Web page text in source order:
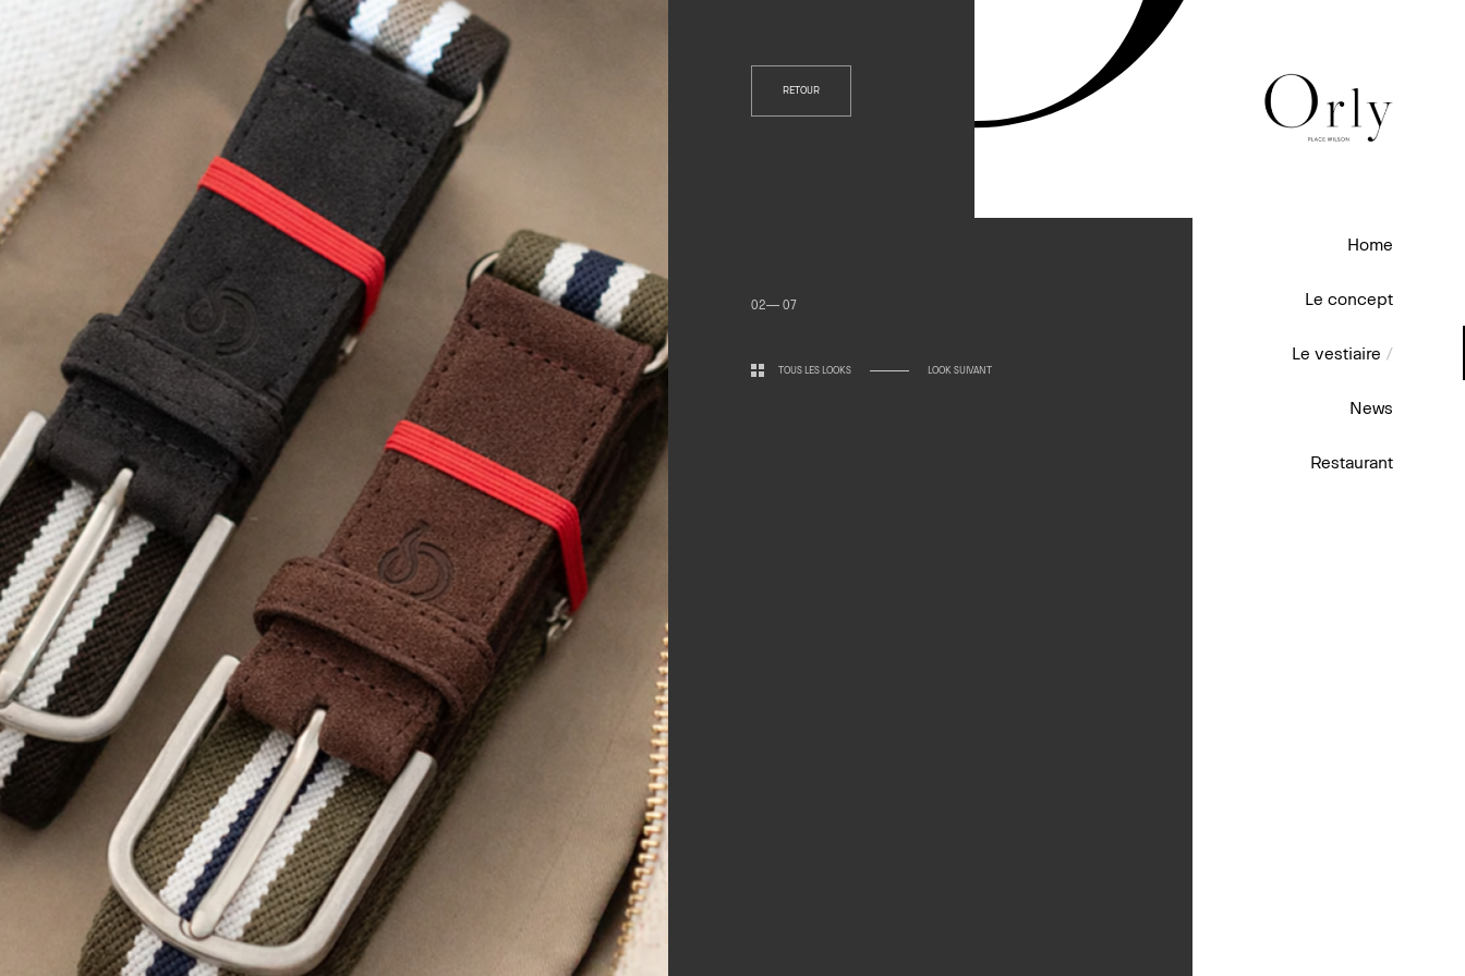
Home
/
News
Restaurant
Home
Le concept
Le vestiaire /
News
Restaurant
RETOUR
02— 07
TOUS LES LOOKS LOOK SUIVANT
Contact.
9 place Wilson, Toulouse
t. 05 62 27 77 77